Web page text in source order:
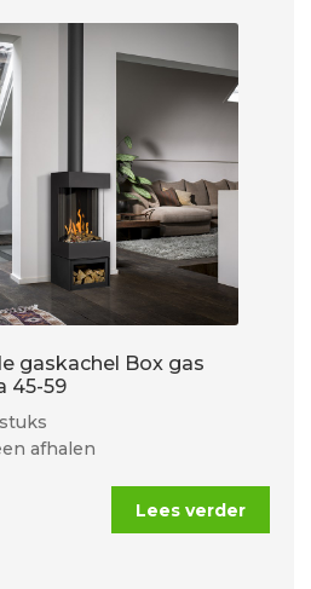
gaskachel Box gas
45-59
afhalen
Lees verder